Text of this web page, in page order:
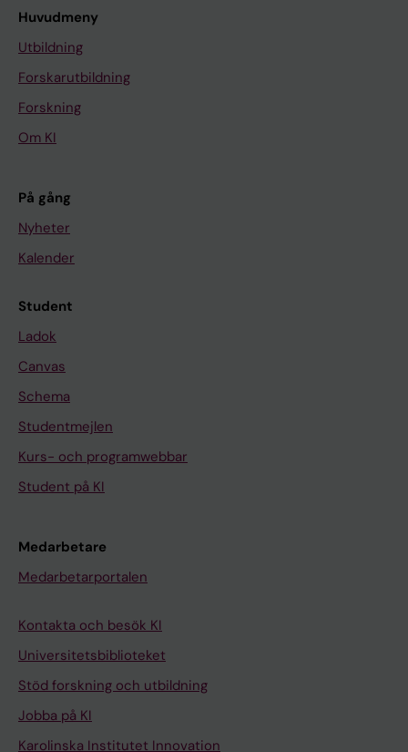
Huvudmeny
Utbildning
Forskarutbildning
Forskning
Om KI
På gång
Nyheter
Kalender
Student
Ladok
Canvas
Schema
Studentmejlen
Kurs- och programwebbar
Student på KI
Medarbetare
Medarbetarportalen
Kontakta och besök KI
Universitetsbiblioteket
Stöd forskning och utbildning
Jobba på KI
Karolinska Institutet Innovation